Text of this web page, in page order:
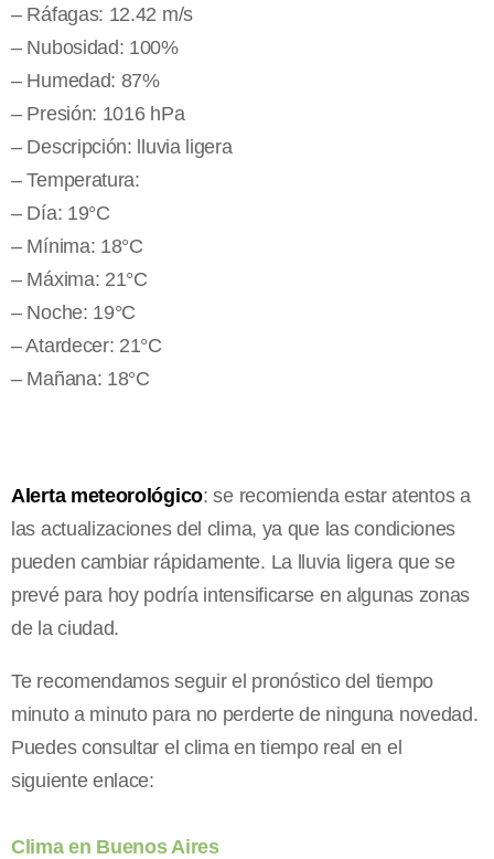
– Ráfagas: 12.42 m/s
– Nubosidad: 100%
– Humedad: 87%
– Presión: 1016 hPa
– Descripción: lluvia ligera
– Temperatura:
– Día: 19°C
– Mínima: 18°C
– Máxima: 21°C
– Noche: 19°C
– Atardecer: 21°C
– Mañana: 18°C
Alerta meteorológico: se recomienda estar atentos a
las actualizaciones del clima, ya que las condiciones
pueden cambiar rápidamente. La lluvia ligera que se
prevé para hoy podría intensificarse en algunas zonas
de la ciudad.
Te recomendamos seguir el pronóstico del tiempo
minuto a minuto para no perderte de ninguna novedad.
Puedes consultar el clima en tiempo real en el
siguiente enlace:
Clima en Buenos Aires